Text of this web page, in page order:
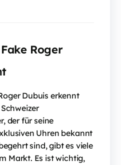
Roger
Dubuis erkennt
der für seine
Uhren bekannt
sind, gibt es viele
Markt. Es ist wichtig,